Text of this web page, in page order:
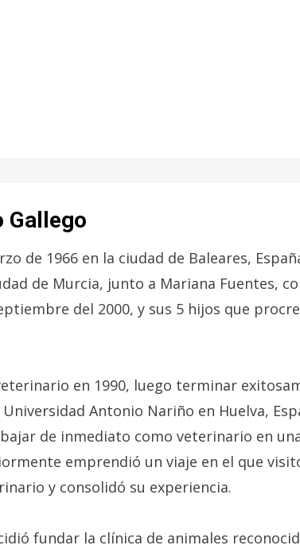
Gallego
de 1966 en la ciudad de Baleares,
de Murcia, junto a Mariana Fuentes,
del 2000, y sus 5 hijos que
en 1990, luego terminar
Antonio Nariño en Huelva,
de inmediato como veterinario en
emprendió un viaje en el que
y consolidó su experiencia.
fundar la clínica de animales